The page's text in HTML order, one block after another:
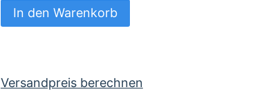
blaue
Hunde
Schlüsselanhänger
In den Warenkorb
Versandpreis berechnen